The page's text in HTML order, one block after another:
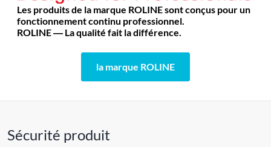
Les produits de la marque ROLINE sont conçus pour un
fonctionnement continu professionnel.
ROLINE ― La qualité fait la différence.
la marque ROLINE
Sécurité produit